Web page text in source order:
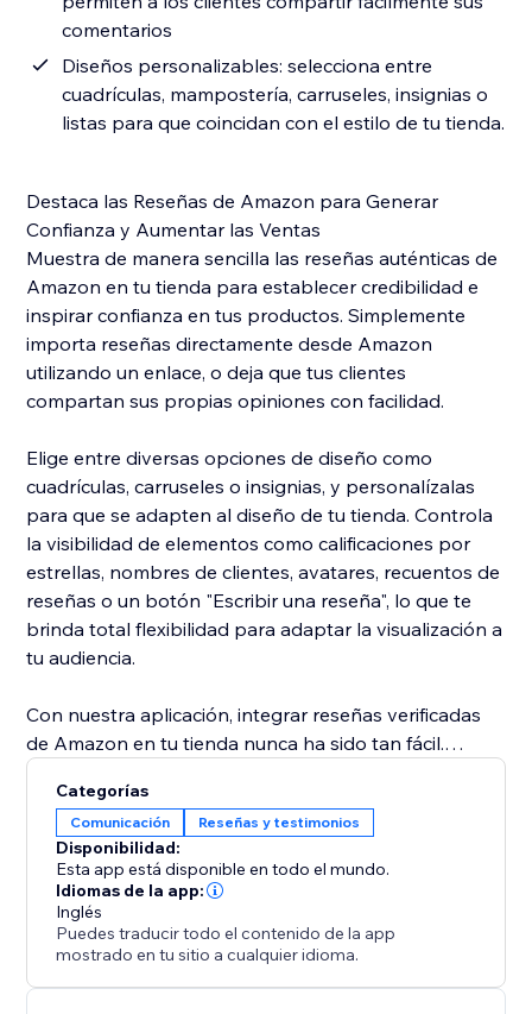
comentarios
Diseños personalizables: selecciona entre
cuadrículas, mampostería, carruseles, insignias o
listas para que coincidan con el estilo de tu tienda.
Destaca las Reseñas de Amazon para Generar
Confianza y Aumentar las Ventas
Muestra de manera sencilla las reseñas auténticas de
Amazon en tu tienda para establecer credibilidad e
inspirar confianza en tus productos. Simplemente
importa reseñas directamente desde Amazon
utilizando un enlace, o deja que tus clientes
compartan sus propias opiniones con facilidad.
Elige entre diversas opciones de diseño como
cuadrículas, carruseles o insignias, y personalízalas
para que se adapten al diseño de tu tienda. Controla
la visibilidad de elementos como calificaciones por
estrellas, nombres de clientes, avatares, recuentos de
reseñas o un botón "Escribir una reseña", lo que te
brinda total flexibilidad para adaptar la visualización a
tu audiencia.
Con nuestra aplicación, integrar reseñas verificadas
de Amazon en tu tienda nunca ha sido tan fácil.
diseños dinámicos y atractivos que hacen que tus
reseñas destaquen y aumenten las conversiones.
Atrae a tus clientes, mejora la credibilidad de tu marca
y aumenta el rendimiento de tus ventas con esta
aplicación esencial.
Instálala ahora para mostrar reseñas impactantes y
elevar el éxito de tu tienda.
Categorías
Comunicación Reseñas y testimonios
Disponibilidad:
Esta app está disponible en todo el mundo.
Idiomas de la app:
Inglés
Puedes traducir todo el contenido de la app
mostrado en tu sitio a cualquier idioma.